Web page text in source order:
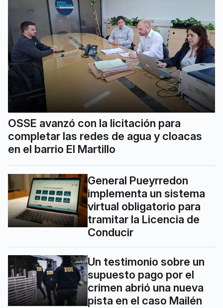
OSSE avanzó con la licitación para
completar las redes de agua y cloacas
en el barrio El Martillo
General Pueyrredon
implementa un sistema
virtual obligatorio para
tramitar la Licencia de
Conducir
Un testimonio sobre un
supuesto pago por el
crimen abrió una nueva
pista en el caso Mailén